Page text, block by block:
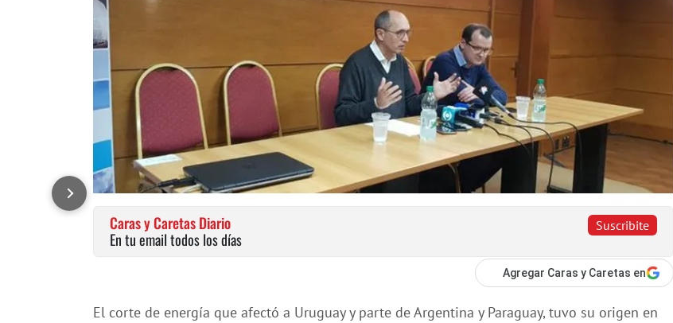
Suscribite
Caras y Caretas Diario
En tu email todos los días
Agregar Caras y Caretas en
El corte de energía que afectó a Uruguay y parte de Argentina y Paraguay, tuvo su origen en